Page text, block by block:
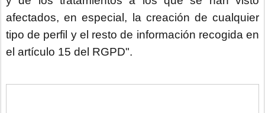
afectados, en especial, la creación de cualquier
tipo de perfil y el resto de información recogida en
el artículo 15 del RGPD".